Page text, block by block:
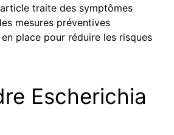
traite des symptômes
mesures préventives
place pour réduire les risques
Escherichia